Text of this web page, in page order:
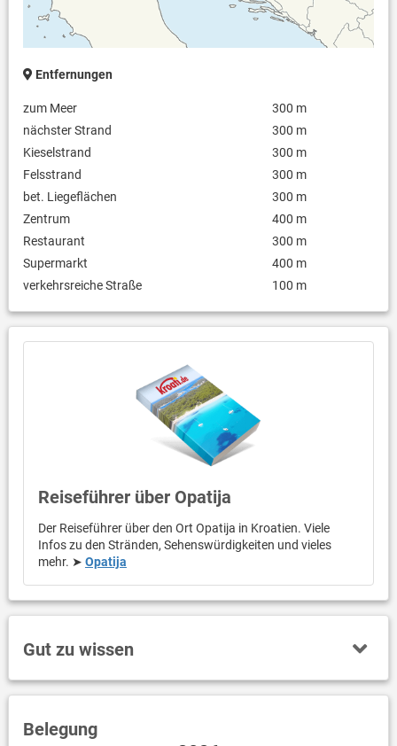
Entfernungen
zum Meer
300 m
nächster Strand
300 m
Kieselstrand
300 m
Felsstrand
300 m
bet. Liegeflächen
300 m
Zentrum
400 m
Restaurant
300 m
Supermarkt
400 m
verkehrsreiche Straße
100 m
Reiseführer über Opatija
Der Reiseführer über den Ort Opatija in Kroatien. Viele
Infos zu den Stränden, Sehenswürdigkeiten und vieles
mehr. ➤ Opatija
Gut zu wissen
Belegung